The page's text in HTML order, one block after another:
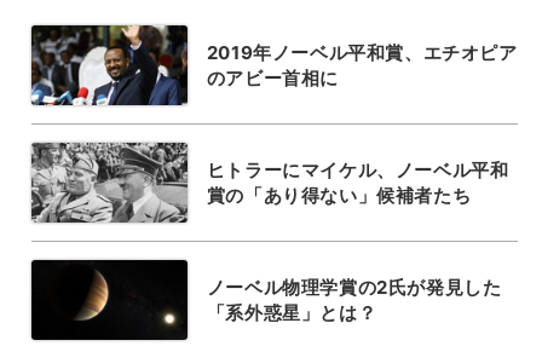
2019年ノーベル平和賞、エチオピア
のアビー首相に
ヒトラーにマイケル、ノーベル平和
賞の「あり得ない」候補者たち
ノーベル物理学賞の2氏が発見した
「系外惑星」とは？